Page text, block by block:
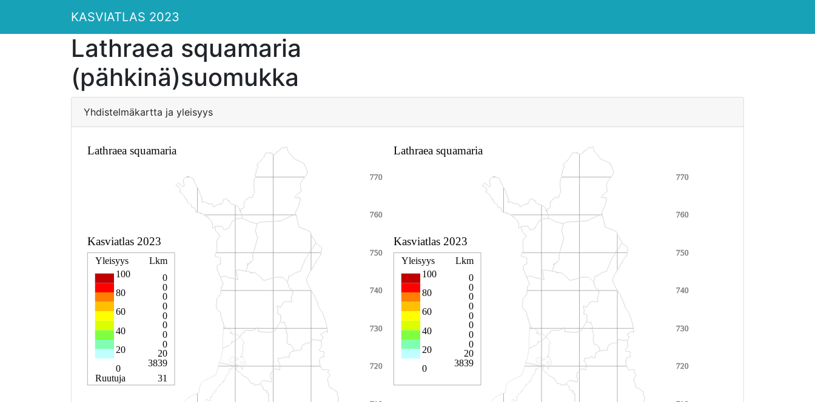
KASVIATLAS 2023
Lathraea squamaria
(pähkinä)suomukka
Yhdistelmäkartta ja yleisyys